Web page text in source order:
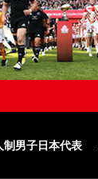
制男子日本代表